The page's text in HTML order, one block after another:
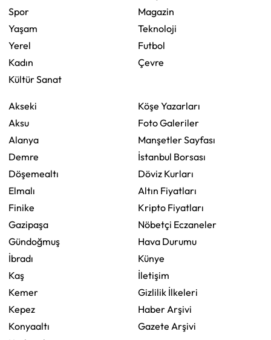
Spor
Yaşam
Yerel
Kadın
Kültür Sanat
Magazin
Teknoloji
Futbol
Çevre
Akseki
Aksu
Alanya
Demre
Döşemealtı
Elmalı
Finike
Gazipaşa
Gündoğmuş
İbradı
Kaş
Kemer
Kepez
Konyaaltı
Köşe Yazarları
Foto Galeriler
Manşetler Sayfası
İstanbul Borsası
Döviz Kurları
Altın Fiyatları
Kripto Fiyatları
Nöbetçi Eczaneler
Hava Durumu
Künye
İletişim
Gizlilik İlkeleri
Haber Arşivi
Gazete Arşivi